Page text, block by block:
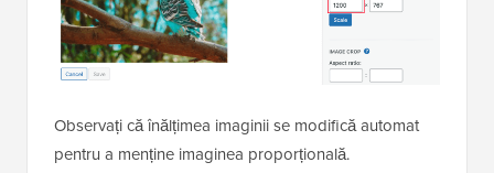
Observați că înălțimea imaginii se modifică automat
pentru a menține imaginea proporțională.